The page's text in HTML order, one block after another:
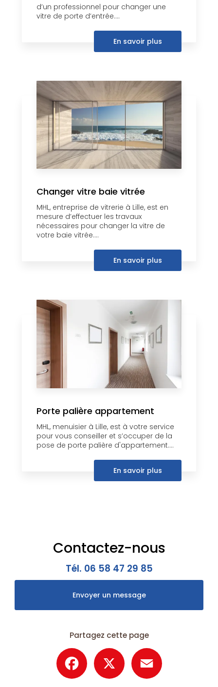
d’un professionnel pour changer une
vitre de porte d’entrée....
En savoir plus
Changer vitre baie vitrée
MHL, entreprise de vitrerie à Lille, est en
mesure d’effectuer les travaux
nécessaires pour changer la vitre de
votre baie vitrée....
En savoir plus
Porte palière appartement
MHL, menuisier à Lille, est à votre service
pour vous conseiller et s’occuper de la
pose de porte palière d'appartement....
En savoir plus
Contactez-nous
Tél. 06 58 47 29 85
Envoyer un message
Partagez cette page
Facebook